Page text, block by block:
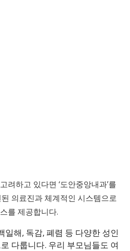
려하고 있다면 ‘도안중앙내과’를
의료진과 체계적인 시스템으로
를 제공합니다.
일해, 독감, 폐렴 등 다양한 성인
다룹니다. 우리 부모님들도 여